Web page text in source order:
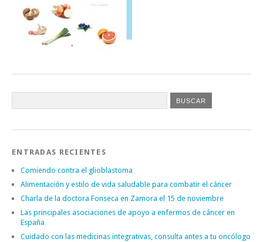
ENTRADAS RECIENTES
Comiendo contra el glioblastoma
Alimentación y estilo de vida saludable para combatir el cáncer
Charla de la doctora Fonseca en Zamora el 15 de noviembre
Las principales asociaciones de apoyo a enfermos de cáncer en
España
Cuidado con las medicinas integrativas, consulta antes a tu oncólogo